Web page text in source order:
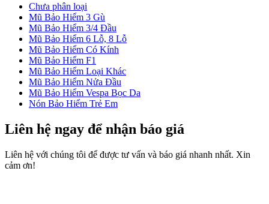
Chưa phân loại
Mũ Bảo Hiểm 3 Gù
Mũ Bảo Hiểm 3/4 Đầu
Mũ Bảo Hiểm 6 Lỗ, 8 Lỗ
Mũ Bảo Hiểm Có Kính
Mũ Bảo Hiểm F1
Mũ Bảo Hiểm Loại Khác
Mũ Bảo Hiểm Nửa Đầu
Mũ Bảo Hiểm Vespa Bọc Da
Nón Bảo Hiểm Trẻ Em
Liên hệ ngay để nhận báo giá
Liên hệ với chúng tôi để được tư vấn và báo giá nhanh nhất. Xin
cảm ơn!